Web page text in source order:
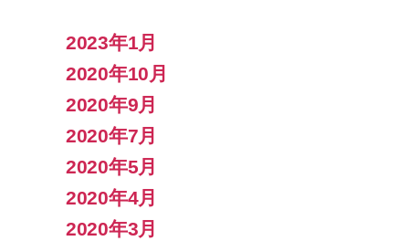
2023年1月
2020年10月
2020年9月
2020年7月
2020年5月
2020年4月
2020年3月